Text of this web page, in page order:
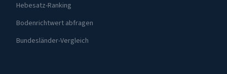
Hebesatz-Ranking
Bodenrichtwert abfragen
Bundesländer-Vergleich